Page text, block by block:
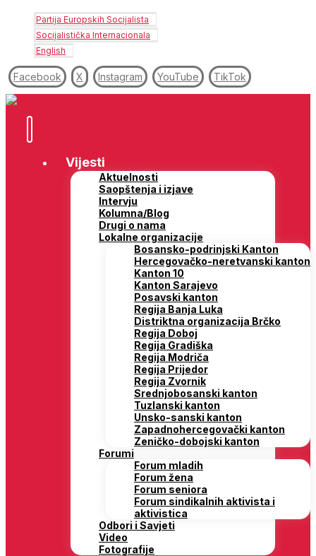
Partija Europskih Socijalista
Socijalistička Internacionala
English
Facebook X Instagram YouTube TikTok
Vijesti
Aktuelnosti
Saopštenja i izjave
Intervju
Kolumna/Blog
Drugi o nama
Lokalne organizacije
Bosansko-podrinjski Kanton
Hercegovačko-neretvanski kanton
Kanton 10
Kanton Sarajevo
Posavski kanton
Regija Banja Luka
Distriktna organizacija Brčko
Regija Doboj
Regija Gradiška
Regija Modriča
Regija Prijedor
Regija Zvornik
Srednjobosanski kanton
Tuzlanski kanton
Unsko-sanski kanton
Zapadnohercegovački kanton
Zeničko-dobojski kanton
Forumi
Forum mladih
Forum žena
Forum seniora
Forum sindikalnih aktivista i
aktivistica
Odbori i Savjeti
Video
Fotografije